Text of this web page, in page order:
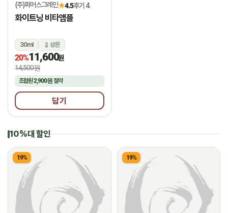
(주)파머스그레인★4.5후기 4
화이트닝 비타앰플
30ml 상온
20%11,600원
14,500원
조합원2,900원 절약
담기
10%대 할인
19% 19%